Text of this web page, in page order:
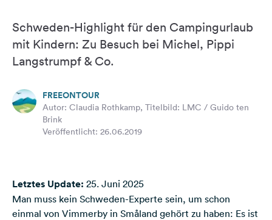
uns
auf
Social
Media
Facebook
Instagram
Schweden-Highlight für den Campingurlaub
mit Kindern: Zu Besuch bei Michel, Pippi
Langstrumpf & Co.
FREEONTOUR
Autor: Claudia Rothkamp, Titelbild: LMC / Guido ten
Brink
Veröffentlicht: 26.06.2019
Letztes Update: 25. Juni 2025
Man muss kein Schweden-Experte sein, um schon
einmal von Vimmerby in Småland gehört zu haben: Es ist